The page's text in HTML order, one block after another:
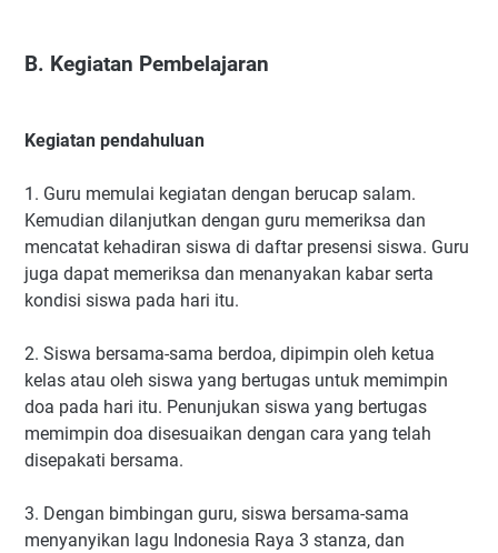
B. Kegiatan Pembelajaran
Kegiatan pendahuluan
1. Guru memulai kegiatan dengan berucap salam.
Kemudian dilanjutkan dengan guru memeriksa dan
mencatat kehadiran siswa di daftar presensi siswa. Guru
juga dapat memeriksa dan menanyakan kabar serta
kondisi siswa pada hari itu.
2. Siswa bersama-sama berdoa, dipimpin oleh ketua
kelas atau oleh siswa yang bertugas untuk memimpin
doa pada hari itu. Penunjukan siswa yang bertugas
memimpin doa disesuaikan dengan cara yang telah
disepakati bersama.
3. Dengan bimbingan guru, siswa bersama-sama
menyanyikan lagu Indonesia Raya 3 stanza, dan